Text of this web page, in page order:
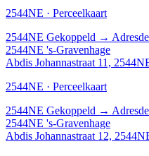
2544NE · Perceelkaart
2544NE Gekoppeld →
2544NE 's-Gravenhage
Abdis Johannastraat 11,
2544NE · Perceelkaart
2544NE Gekoppeld →
2544NE 's-Gravenhage
Abdis Johannastraat 12,